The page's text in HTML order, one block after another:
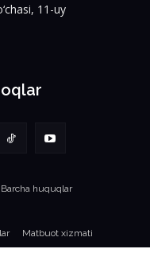
11-uy
huquqlar
Matbuot xizmati